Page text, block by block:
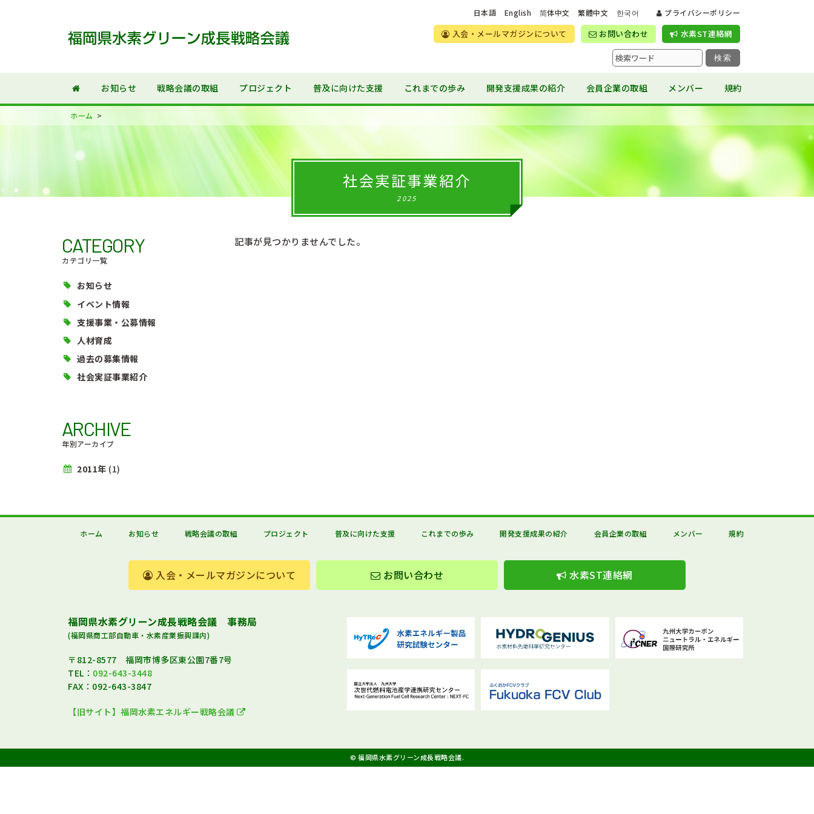
日本語 English 简体中文 繁體中文 한국어 プライバシーポリシー
入会・メールマガジンについて お問い合わせ 水素ST連絡網
検索
お知らせ 戦略会議の取組 プロジェクト 普及に向けた支援 これまでの歩み 開発支援成果の紹介 会員企業の取組 メンバー 規約
ホーム >
社会実証事業紹介
2025
CATEGORY
カテゴリ一覧
お知らせ
イベント情報
支援事業・公募情報
人材育成
過去の募集情報
社会実証事業紹介
ARCHIVE
年別アーカイブ
2011年 (1)
記事が見つかりませんでした。
ホーム お知らせ 戦略会議の取組 プロジェクト 普及に向けた支援 これまでの歩み 開発支援成果の紹介 会員企業の取組 メンバー 規約
入会・メールマガジンについて お問い合わせ 水素ST連絡網
福岡県水素グリーン成長戦略会議 事務局
(福岡県商工部自動車・水素産業振興課内)
〒812-8577 福岡市博多区東公園7番7号
TEL： 092-643-3448
FAX：092-643-3847
【旧サイト】福岡水素エネルギー戦略会議
© 福岡県水素グリーン成長戦略会議.